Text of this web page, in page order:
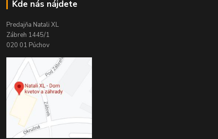
Kde nás nájdete
Predajňa Natali XL
Zábreh 1445/1
020 01 Púchov